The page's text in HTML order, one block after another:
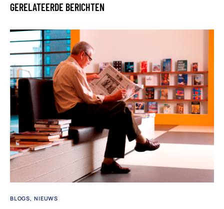
GERELATEERDE BERICHTEN
BLOGS NIEUWS